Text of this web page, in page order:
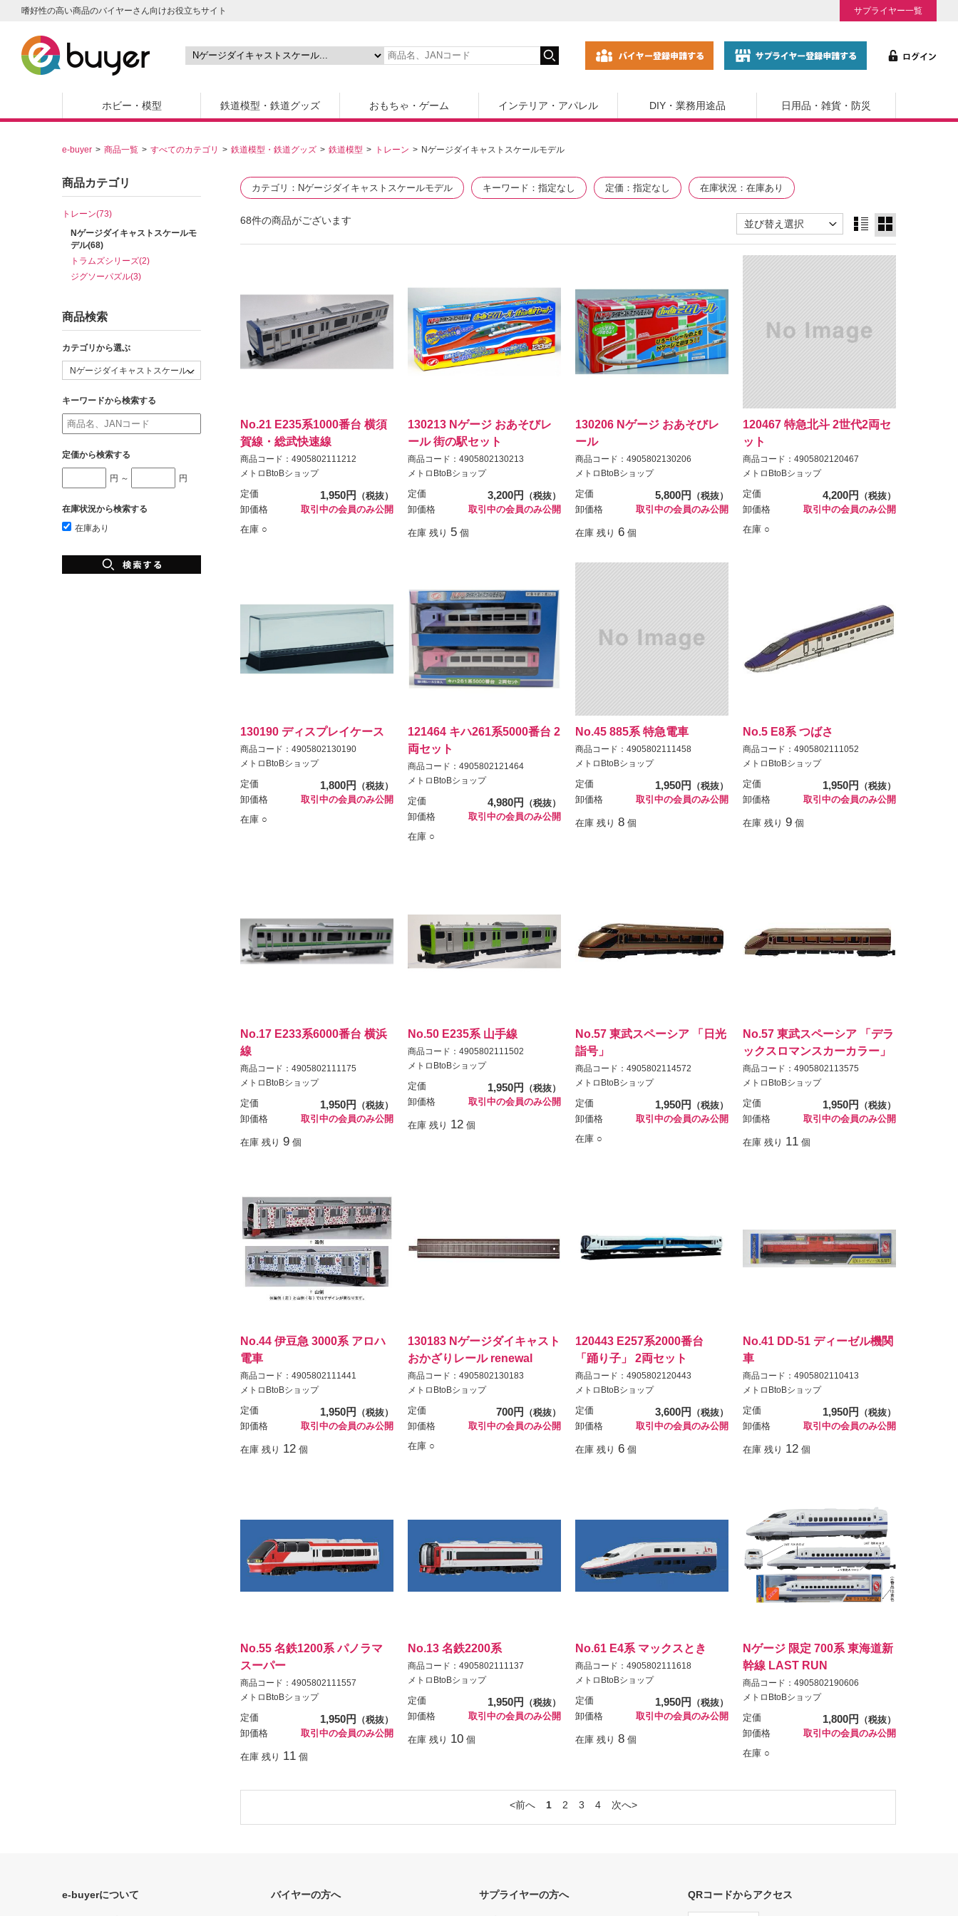
嗜好性の高い商品のバイヤーさん向けお役立ちサイト サプライヤー一覧
ホビー・模型 鉄道模型・鉄道グッズ おもちゃ・ゲーム インテリア・アパレル DIY・業務用途品 日用品・雑貨・防災
e-buyer 商品一覧 すべてのカテゴリ 鉄道模型・鉄道グッズ 鉄道模型 トレーン Nゲージダイキャストスケールモデル
カテゴリ Nゲージダイキャストスケールモデル キーワード 指定なし 定価 指定なし 在庫状況 在庫あり
68件の商品がございます
No.21 E235系1000番台 横須
賀線・総武快速線
商品コード：4905802111212
メトロBtoBショップ
定価 1,950円
（税抜）
卸価格
取引中の会員のみ公開
在庫 ○
130213 Nゲージ おあそびレ
ール 街の駅セット
商品コード：4905802130213
メトロBtoBショップ
定価 3,200円
（税抜）
卸価格
取引中の会員のみ公開
在庫 残り 5 個
130206 Nゲージ おあそびレ
ール
商品コード：4905802130206
メトロBtoBショップ
定価 5,800円
（税抜）
卸価格
取引中の会員のみ公開
在庫 残り 6 個
120467 特急北斗 2世代2両セ
ット
商品コード：4905802120467
メトロBtoBショップ
定価 4,200円
（税抜）
卸価格
取引中の会員のみ公開
在庫 ○
130190 ディスプレイケース
商品コード：4905802130190
メトロBtoBショップ
定価 1,800円
（税抜）
卸価格
取引中の会員のみ公開
在庫 ○
121464 キハ261系5000番台 2
両セット
商品コード：4905802121464
メトロBtoBショップ
定価 4,980円
（税抜）
卸価格
取引中の会員のみ公開
在庫 ○
No.45 885系 特急電車
商品コード：4905802111458
メトロBtoBショップ
定価 1,950円
（税抜）
卸価格
取引中の会員のみ公開
在庫 残り 8 個
No.5 E8系 つばさ
商品コード：4905802111052
メトロBtoBショップ
定価 1,950円
（税抜）
卸価格
取引中の会員のみ公開
在庫 残り 9 個
No.17 E233系6000番台 横浜
線
商品コード：4905802111175
メトロBtoBショップ
定価 1,950円
（税抜）
卸価格
取引中の会員のみ公開
在庫 残り 9 個
No.50 E235系 山手線
商品コード：4905802111502
メトロBtoBショップ
定価 1,950円
（税抜）
卸価格
取引中の会員のみ公開
在庫 残り 12 個
No.57 東武スペーシア 「日光
詣号」
商品コード：4905802114572
メトロBtoBショップ
定価 1,950円
（税抜）
卸価格
取引中の会員のみ公開
在庫 ○
No.57 東武スペーシア 「デラ
ックスロマンスカーカラー」
商品コード：4905802113575
メトロBtoBショップ
定価 1,950円
（税抜）
卸価格
取引中の会員のみ公開
在庫 残り 11 個
No.44 伊豆急 3000系 アロハ
電車
商品コード：4905802111441
メトロBtoBショップ
定価 1,950円
（税抜）
卸価格
取引中の会員のみ公開
在庫 残り 12 個
130183 Nゲージダイキャスト
おかざりレール renewal
商品コード：4905802130183
メトロBtoBショップ
定価 700円
（税抜）
卸価格
取引中の会員のみ公開
在庫 ○
120443 E257系2000番台
「踊り子」 2両セット
商品コード：4905802120443
メトロBtoBショップ
定価 3,600円
（税抜）
卸価格
取引中の会員のみ公開
在庫 残り 6 個
No.41 DD-51 ディーゼル機関
車
商品コード：4905802110413
メトロBtoBショップ
定価 1,950円
（税抜）
卸価格
取引中の会員のみ公開
在庫 残り 12 個
No.55 名鉄1200系 パノラマ
スーパー
商品コード：4905802111557
メトロBtoBショップ
定価 1,950円
（税抜）
卸価格
取引中の会員のみ公開
在庫 残り 11 個
No.13 名鉄2200系
商品コード：4905802111137
メトロBtoBショップ
定価 1,950円
（税抜）
卸価格
取引中の会員のみ公開
在庫 残り 10 個
No.61 E4系 マックスとき
商品コード：4905802111618
メトロBtoBショップ
定価 1,950円
（税抜）
卸価格
取引中の会員のみ公開
在庫 残り 8 個
Nゲージ 限定 700系 東海道新
幹線 LAST RUN
商品コード：4905802190606
メトロBtoBショップ
定価 1,800円
（税抜）
卸価格
取引中の会員のみ公開
在庫 ○
前へ 1 2 3 4 次へ
商品カテゴリ
トレーン(73)
Nゲージダイキャストスケールモ
デル(68)
トラムズシリーズ(2)
ジグソーパズル(3)
商品検索
カテゴリから選ぶ
キーワードから検索する
定価から検索する
円 ～ 円
在庫状況から検索する
在庫あり
e-buyerについて バイヤーの方へ サプライヤーの方へ QRコードからアクセス